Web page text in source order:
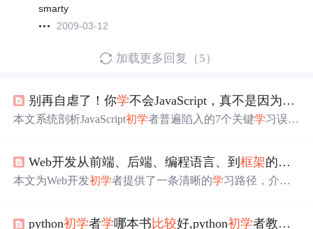
smarty
2009-03-12
加载更多回复（5）
别再自虐了！你学不会JavaScript，真不是因为你笨（99%的新手都死在这7个坑里）
本文系统剖析JavaScript初学者普遍陷入的7个关键学习误
解决、主动调试、项目驱动和渐进式夯实基础（函数/作用
域/DOM/数组/对象），指出ECMAScript本质是逻辑训练而
Web开发从前端、后端、编程语言、到框架的初
本文为Web开发初学者提供了一条清晰的学习路径，介绍
python初学者学哪本书 比较好,python初学者教程视频